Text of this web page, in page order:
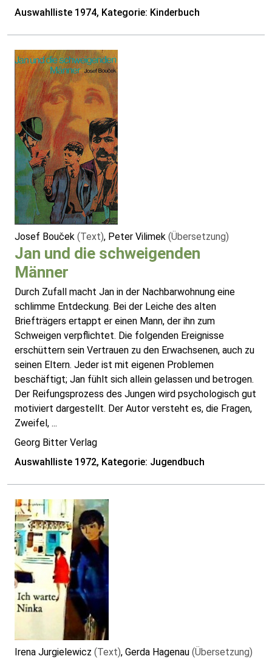
Auswahlliste 1974, Kategorie: Kinderbuch
Josef Bouček (Text), Peter Vilimek (Übersetzung)
Jan und die schweigenden
Männer
Durch Zufall macht Jan in der Nachbarwohnung eine
schlimme Entdeckung. Bei der Leiche des alten
Briefträgers ertappt er einen Mann, der ihn zum
Schweigen verpflichtet. Die folgenden Ereignisse
erschüttern sein Vertrauen zu den Erwachsenen, auch zu
seinen Eltern. Jeder ist mit eigenen Problemen
beschäftigt; Jan fühlt sich allein gelassen und betrogen.
Der Reifungsprozess des Jungen wird psychologisch gut
motiviert dargestellt. Der Autor versteht es, die Fragen,
Zweifel, ...
Georg Bitter Verlag
Auswahlliste 1972, Kategorie: Jugendbuch
Irena Jurgielewicz (Text), Gerda Hagenau (Übersetzung)